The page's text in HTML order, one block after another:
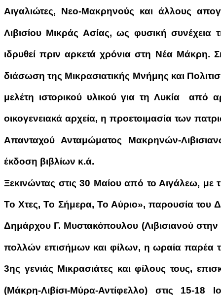
Αιγαλιώτες, Νεο-Μακρηνούς και άλλους
Λιβισίου Μικράς Ασίας, ως φυσική συνέχεια
ιδρυθεί πριν αρκετά χρόνια στη Νέα Μάκρη.
διάσωση της Μικρασιατικής Μνήμης και
μελέτη ιστορικού υλικού για τη Λυκία από
οικογενειακά αρχεία, η προετοιμασία των
Απανταχού Ανταμώματος Μακρηνών-
έκδοση βιβλίων κ.ά.
Ξεκινώντας στις 30 Μαίου από το Αιγάλεω, με
Το Χτες, Το Σήμερα, Το Αύριο», παρουσία
Δημάρχου Γ. Μυστακόπουλου (Λιβισιανού
πολλών επισήμων και φίλων, η ωραία παρέα
3ης γενιάς Μικρασιάτες και φίλους τους,
(Μάκρη-Λιβίσι-Μύρα-Αντίφελλο) στις 15-